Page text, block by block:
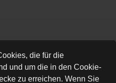
die für die
und um die in den Cookie-
zu erreichen. Wenn Sie